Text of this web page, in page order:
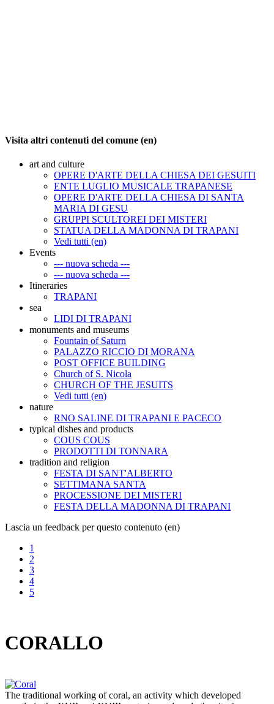
Visita altri contenuti del comune (en)
art and culture
OPERE D'ARTE DELLA CHIESA DEI GESUITI
ENTE LUGLIO MUSICALE TRAPANESE
OPERE D'ARTE DELLA CHIESA DI SANTA
MARIA DI GESU
GRUPPI SCULTOREI DEI MISTERI
STATUA DELLA MADONNA DI TRAPANI
Vedi tutti (en)
Events
--- nuova scheda ---
--- nuova scheda ---
Itineraries
TRAPANI
sea
LIDI DI TRAPANI
monuments and museums
Fountain of Saturn
PALAZZO RICCIO DI MORANA
POST OFFICE BUILDING
Church of S. Nicola
CHURCH OF THE JESUITS
Vedi tutti (en)
nature
RNO SALINE DI TRAPANI E PACECO
typical dishes and products
COUS COUS
PRODOTTI DI TONNARA
tradition and religion
FESTA DI SANT'ALBERTO
SETTIMANA SANTA
PROCESSIONE DEI MISTERI
FESTA DELLA MADONNA DI TRAPANI
Lascia un feedback per questo contenuto (en)
1
2
3
4
5
CORALLO
The traditional working of coral, an activity which developed